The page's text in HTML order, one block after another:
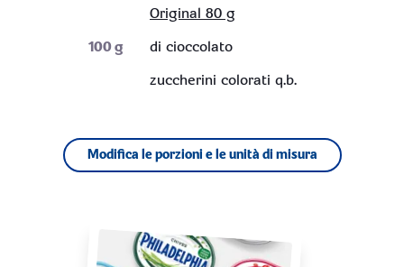
Original 80 g
100g
di cioccolato
zuccherini colorati q.b.
Modifica le porzioni e le unità di misura